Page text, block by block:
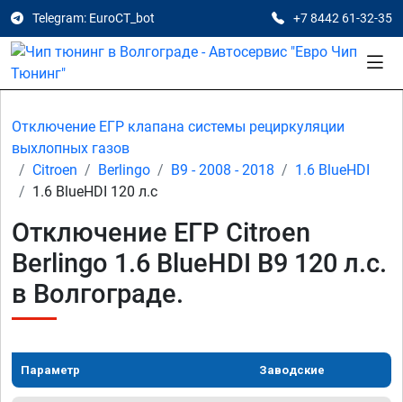
Telegram: EuroCT_bot +7 8442 61-32-35
Отключение ЕГР клапана системы рециркуляции
выхлопных газов
Citroen
Berlingo B9 - 2008 - 2018
1.6 BlueHDI
1.6 BlueHDI 120 л.с
Отключение ЕГР Citroen
Berlingo 1.6 BlueHDI B9 120 л.с.
в Волгограде.
Параметр Заводские